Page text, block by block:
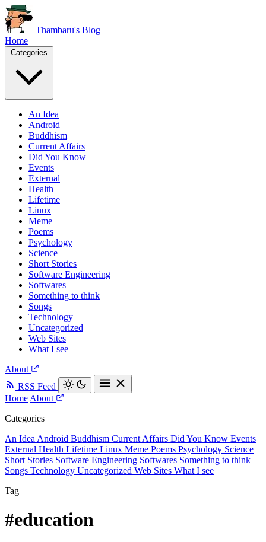
Thambaru's Blog
Home
An Idea
Android
Buddhism
Current Affairs
Did You Know
Events
External
Health
Lifetime
Linux
Meme
Poems
Psychology
Science
Short Stories
Software Engineering
Softwares
Something to think
Songs
Technology
Uncategorized
Web Sites
What I see
About
RSS Feed
Home About
Categories
An Idea Android Buddhism Current Affairs Did You Know Events
External Health Lifetime Linux Meme Poems Psychology Science
Short Stories Software Engineering Softwares Something to think
Songs Technology Uncategorized Web Sites What I see
Tag
#education